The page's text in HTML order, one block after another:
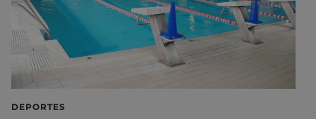
DEPORTES